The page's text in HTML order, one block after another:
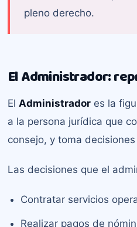
pleno derecho.
El Administrador:
El Administrador es la
a la persona jurídica que
consejo, y toma
Las decisiones que el
Contratar servicios
Realizar pagos de